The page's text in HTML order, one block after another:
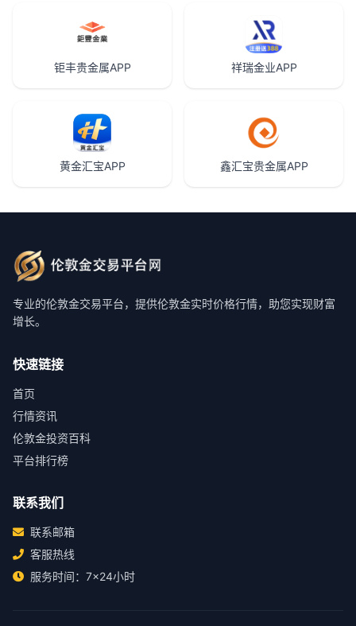
钜丰贵金属APP 祥瑞金业APP
黄金汇宝APP 鑫汇宝贵金属APP
专业的伦敦金交易平台，提供伦敦金实时价格行情，助您实现财富
增长。
快速链接
首页
行情资讯
伦敦金投资百科
平台排行榜
联系我们
联系邮箱
客服热线
服务时间：7×24小时